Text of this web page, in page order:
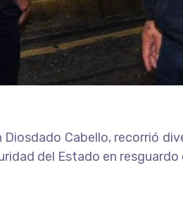
Cabello, recorrió
del Estado en resguardo